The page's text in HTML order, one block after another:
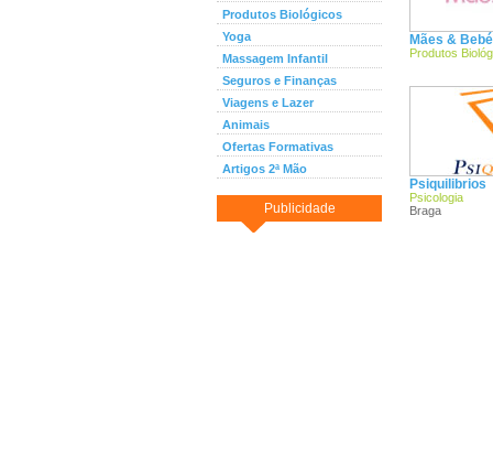
Produtos Biológicos
Yoga
Massagem Infantil
Seguros e Finanças
Viagens e Lazer
Animais
Ofertas Formativas
Artigos 2ª Mão
Publicidade
Mães &
Produtos
Psiquilibrios
Psicologia
Braga